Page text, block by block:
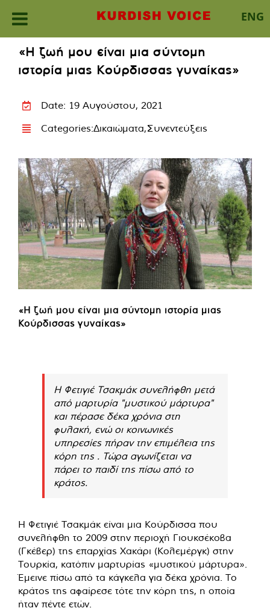
ENG
content
«Η ζωή μου είναι μια σύντομη
ιστορία μιας Κούρδισσας γυναίκας»
Date: 19 Αυγούστου, 2021
Categories:Δικαιώματα,Συνεντεύξεις
«Η ζωή μου είναι μια σύντομη ιστορία μιας
Κούρδισσας γυναίκας»
Η Φετιγιέ Τσακμάκ συνελήφθη μετά
από μαρτυρία "μυστικού μάρτυρα"
και πέρασε δέκα χρόνια στη
φυλακή, ενώ οι κοινωνικές
υπηρεσίες πήραν την επιμέλεια της
κόρη της . Τώρα αγωνίζεται να
πάρει το παιδί της πίσω από το
κράτος.
Η Φετιγιέ Τσακμάκ είναι μια Κούρδισσα που
συνελήφθη το 2009 στην περιοχή Γιουκσέκοβα
(Γκέβερ) της επαρχίας Χακάρι (Κολεμέργκ) στην
Τουρκία, κατόπιν μαρτυρίας «μυστικού μάρτυρα».
Έμεινε πίσω από τα κάγκελα για δέκα χρόνια. Το
κράτος της αφαίρεσε τότε την κόρη της, η οποία
ήταν πέντε ετών.